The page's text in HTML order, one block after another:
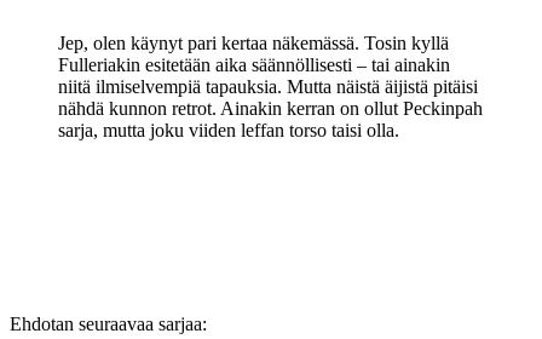
Jep, olen käynyt pari kertaa näkemässä. Tosin kyllä
Fulleriakin esitetään aika säännöllisesti – tai ainakin
niitä ilmiselvempiä tapauksia. Mutta näistä äijistä pitäisi
nähdä kunnon retrot. Ainakin kerran on ollut Peckinpah
sarja, mutta joku viiden leffan torso taisi olla.
Ehdotan seuraavaa sarjaa: